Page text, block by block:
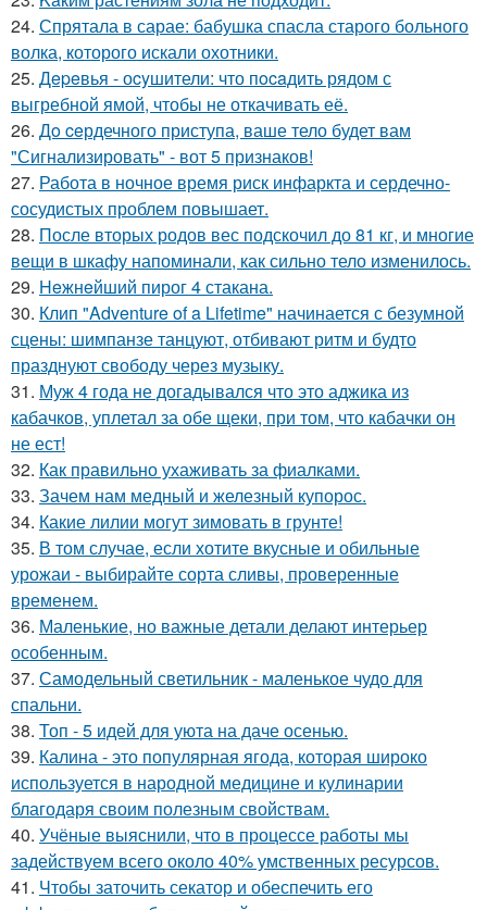
24. Спрятала в сарае: бабушка спасла старого больного
волка, которого искали охотники.
25. Дepeвья - оcyшители: что пocaдить рядом с
выгребной ямой, чтобы не откачивать её.
26. Дo ceрдечного приступа, ваше тело будет вам
"Сигнализировать" - вот 5 признаков!
27. Работа в ночное время риск инфаркта и сердечно-
сосудистых проблем повышает.
28. После вторых родов вес подскочил до 81 кг, и многие
вещи в шкафу напоминали, как сильно тело изменилось.
29. Heжнeйший пирог 4 стакана.
30. Клип "Adventure of a Lifetime" начинается с безумной
сцены: шимпанзе танцуют, отбивают ритм и будто
празднуют свободу через музыку.
31. Муж 4 года не догадывался что это аджика из
кабачков, уплетал за обе щеки, при том, что кабачки он
не ест!
32. Как правильно ухаживать за фиалками.
33. Зачем нам медный и железный купорос.
34. Какие лилии могут зимовать в грунте!
35. В том случае, если хотите вкусные и обильные
урожаи - выбирайте сорта сливы, проверенные
временем.
36. Маленькие, но важные детали делают интерьер
особенным.
37. Самодельный светильник - маленькое чудо для
спальни.
38. Топ - 5 идей для уюта на даче осенью.
39. Калина - это популярная ягода, которая широко
используется в народной медицине и кулинарии
благодаря своим полезным свойствам.
40. Учёные выяснили, что в процессе работы мы
задействуем всего около 40% умственных ресурсов.
41. Чтобы заточить секатор и обеспечить его